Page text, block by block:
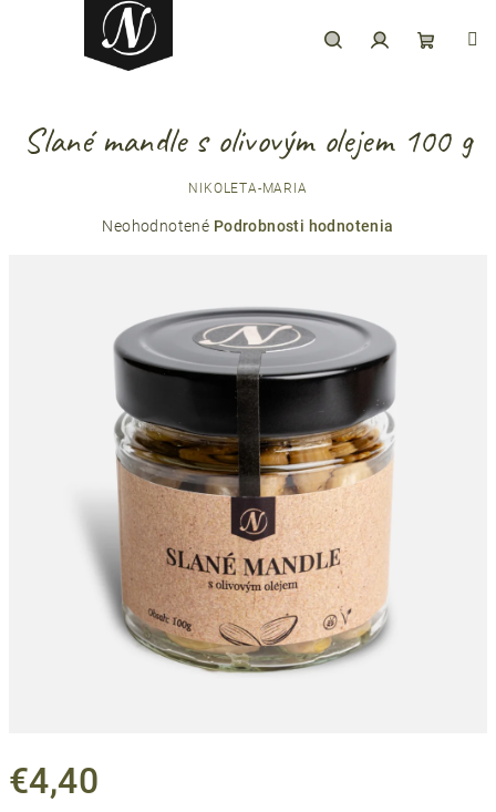
košík
€4,40
Slané mandle s olivovým olejem 100 g
NIKOLETA-MARIA
Priemerné
hviezdičiek.
Neohodnotené Podrobnosti hodnotenia